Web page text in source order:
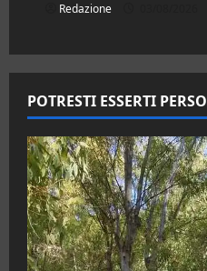
Redazione
POTRESTI ESSERTI PERSO